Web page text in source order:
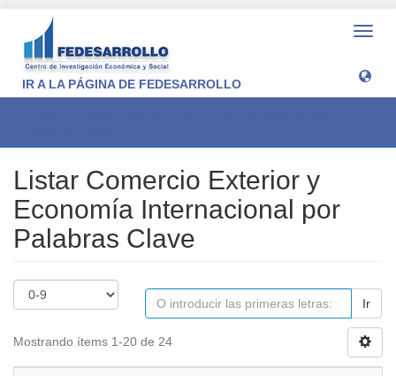
IR A LA PÁGINA DE FEDESARROLLO
Listar Comercio Exterior y
Economía Internacional por
Palabras Clave
Ir
Mostrando ítems 1-20 de 24